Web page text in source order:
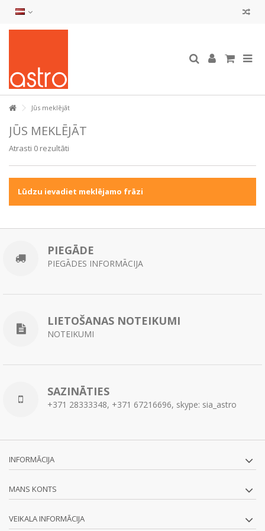
Jūs meklējāt
JŪS MEKLĒJĀT
Atrasti 0 rezultāti
Lūdzu ievadiet meklējamo frāzi
PIEGĀDE
PIEGĀDES INFORMĀCIJA
LIETOŠANAS NOTEIKUMI
NOTEIKUMI
SAZINĀTIES
+371 28333348, +371 67216696, skype: sia_astro
INFORMĀCIJA
MANS KONTS
VEIKALA INFORMĀCIJA